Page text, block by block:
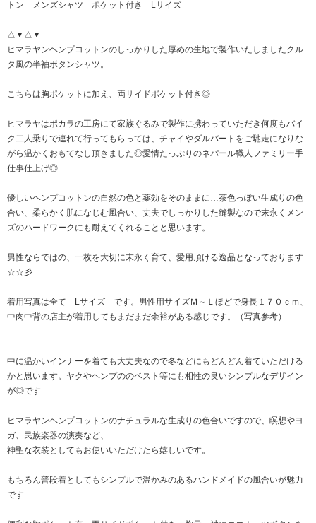
トン メンズシャツ ポケット付き Lサイズ
△▼△▼
ヒマラヤンヘンプコットンのしっかりした厚めの生地で製作いたしましたクル
タ風の半袖ボタンシャツ。
こちらは胸ポケットに加え、両サイドポケット付き◎
ヒマラヤはポカラの工房にて家族ぐるみで製作に携わっていただき何度もバイ
ク二人乗りで連れて行ってもらっては、チャイやダルバートをご馳走になりな
がら温かくおもてなし頂きました◎愛情たっぷりのネパール職人ファミリー手
仕事仕上げ◎
優しいヘンプコットンの自然の色と薬効をそのままに…茶色っぽい生成りの色
合い、柔らかく肌になじむ風合い、丈夫でしっかりした縫製なので末永くメン
ズのハードワークにも耐えてくれることと思います。
男性ならではの、一枚を大切に末永く育て、愛用頂ける逸品となっております
☆☆彡
着用写真は全て Lサイズ です。男性用サイズＭ～Ｌほどで身長１７０ｃｍ、
中肉中背の店主が着用してもまだまだ余裕がある感じです。（写真参考）
中に温かいインナーを着ても大丈夫なので冬などにもどんどん着ていただける
かと思います。ヤクやヘンプののベスト等にも相性の良いシンプルなデザイン
が◎です
ヒマラヤンヘンプコットンのナチュラルな生成りの色合いですので、瞑想やヨ
ガ、民族楽器の演奏など、
神聖な衣装としてもお使いいただけたら嬉しいです。
もちろん普段着としてもシンプルで温かみのあるハンドメイドの風合いが魅力
です